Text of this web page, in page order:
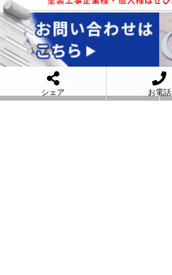
メールフォー
シェア お電話